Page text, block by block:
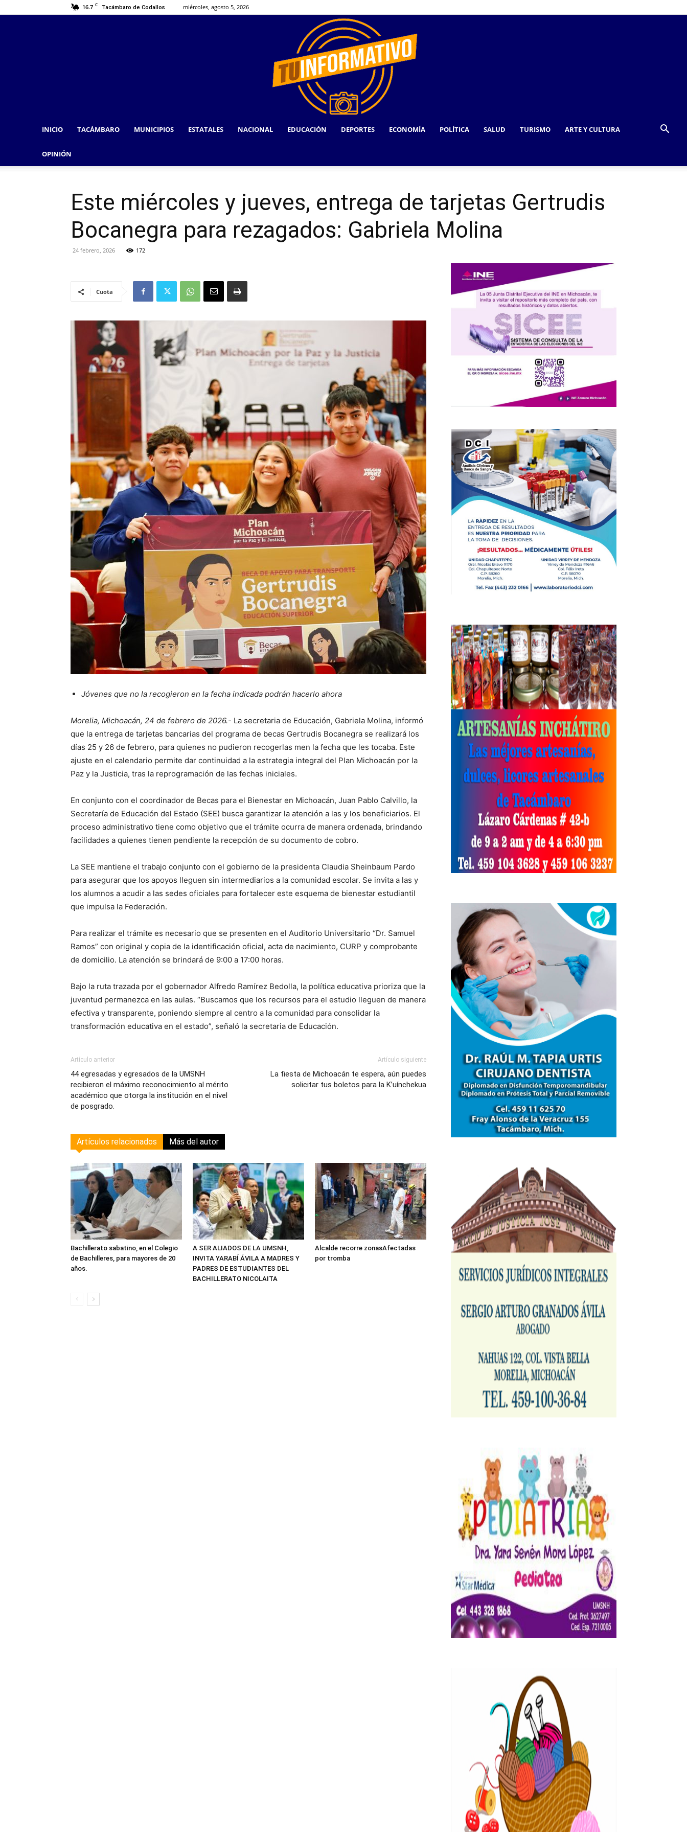
16.7 C Tacámbaro de Codallos miércoles, agosto 5, 2026
INFORMATIVO
INICIO TACÁMBARO MUNICIPIOS ESTATALES NACIONAL EDUCACIÓN DEPORTES ECONOMÍA POLÍTICA SALUD TURISMO ARTE Y CULTURA
OPINIÓN
Este miércoles y jueves, entrega de tarjetas Gertrudis
Bocanegra para rezagados: Gabriela Molina
24 febrero, 2026 172
Cuota
Jóvenes que no la recogieron en la fecha indicada podrán hacerlo ahora
Morelia, Michoacán, 24 de febrero de 2026.- La secretaria de Educación, Gabriela Molina, informó
que la entrega de tarjetas bancarias del programa de becas Gertrudis Bocanegra se realizará los
días 25 y 26 de febrero, para quienes no pudieron recogerlas men la fecha que les tocaba. Este
ajuste en el calendario permite dar continuidad a la estrategia integral del Plan Michoacán por la
Paz y la Justicia, tras la reprogramación de las fechas iniciales.
En conjunto con el coordinador de Becas para el Bienestar en Michoacán, Juan Pablo Calvillo, la
Secretaría de Educación del Estado (SEE) busca garantizar la atención a las y los beneficiarios. El
proceso administrativo tiene como objetivo que el trámite ocurra de manera ordenada, brindando
facilidades a quienes tienen pendiente la recepción de su documento de cobro.
La SEE mantiene el trabajo conjunto con el gobierno de la presidenta Claudia Sheinbaum Pardo
para asegurar que los apoyos lleguen sin intermediarios a la comunidad escolar. Se invita a las y
los alumnos a acudir a las sedes oficiales para fortalecer este esquema de bienestar estudiantil
que impulsa la Federación.
Para realizar el trámite es necesario que se presenten en el Auditorio Universitario “Dr. Samuel
Ramos” con original y copia de la identificación oficial, acta de nacimiento, CURP y comprobante
de domicilio. La atención se brindará de 9:00 a 17:00 horas.
Bajo la ruta trazada por el gobernador Alfredo Ramírez Bedolla, la política educativa prioriza que la
juventud permanezca en las aulas. “Buscamos que los recursos para el estudio lleguen de manera
efectiva y transparente, poniendo siempre al centro a la comunidad para consolidar la
transformación educativa en el estado”, señaló la secretaria de Educación.
Artículo anterior
44 egresadas y egresados de la UMSNH
recibieron el máximo reconocimiento al mérito
académico que otorga la institución en el nivel
de posgrado.
Artículo siguiente
La fiesta de Michoacán te espera, aún puedes
solicitar tus boletos para la K’uínchekua
Artículos relacionados Más del autor
Bachillerato sabatino, en el Colegio
de Bachilleres, para mayores de 20
años.
A SER ALIADOS DE LA UMSNH,
INVITA YARABÍ ÁVILA A MADRES Y
PADRES DE ESTUDIANTES DEL
BACHILLERATO NICOLAITA
Alcalde recorre zonasAfectadas
por tromba